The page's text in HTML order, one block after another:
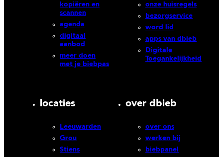
kopiëren en
scannen
agenda
digitaal
aanbod
meer doen
met je biebpas
onze huisregels
bezorgservice
word lid
apps van dbieb
Digitale
Toegankelijkheid
locaties
Leeuwarden
Grou
Stiens
over dbieb
over ons
werken bij
biebpanel